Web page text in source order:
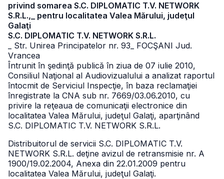
privind somarea S.C. DIPLOMATIC T.V. NETWORK
S.R.L.,_ pentru localitatea Valea Mărului, judeţul
Galaţi
S.C. DIPLOMATIC T.V. NETWORK S.R.L.
_ Str. Unirea Principatelor nr. 93 _ FOCŞANI Jud.
Vrancea
Întrunit în şedinţă publică în ziua de 07 iulie 2010,
Consiliul Naţional al Audiovizualului a analizat raportul
întocmit de Serviciul Inspecţie, în baza reclamaţiei
înregistrate la CNA sub nr. 7669/03.06.2010, cu
privire la reţeaua de comunicaţii electronice din
localitatea Valea Mărului, judeţul Galaţi, aparţinând
S.C. DIPLOMATIC T.V. NETWORK S.R.L.
Distribuitorul de servicii S.C. DIPLOMATIC T.V.
NETWORK S.R.L. deţine avizul de retransmisie nr. A
1900/19.02.2004, Anexa din 22.01.2009 pentru
localitatea Valea Mărului, judeţul Galaţi.